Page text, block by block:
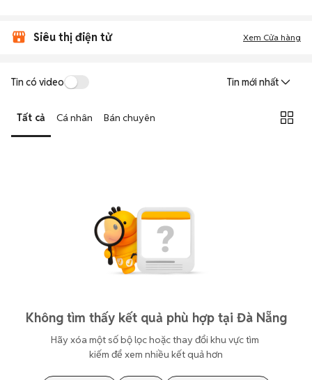
Siêu thị điện tử Xem Cửa hàng
Tin có video Tin mới nhất
Tất cả Cá nhân Bán chuyên
Không tìm thấy kết quả phù hợp tại Đà Nẵng
Hãy xóa một số bộ lọc hoặc thay đổi khu vực tìm
kiếm để xem nhiều kết quả hơn